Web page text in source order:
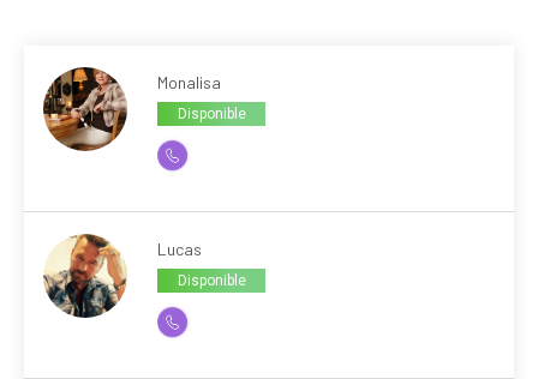
Monalisa
Disponible
Lucas
Disponible